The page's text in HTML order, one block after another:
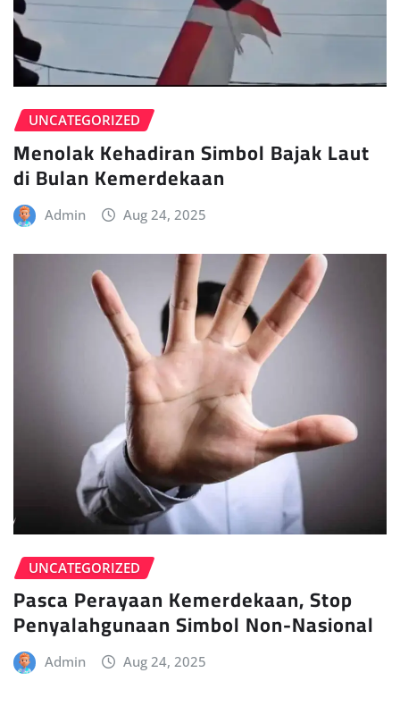
UNCATEGORIZED
Menolak Kehadiran Simbol Bajak Laut
di Bulan Kemerdekaan
Admin Aug 24, 2025
UNCATEGORIZED
Pasca Perayaan Kemerdekaan, Stop
Penyalahgunaan Simbol Non-Nasional
Admin Aug 24, 2025